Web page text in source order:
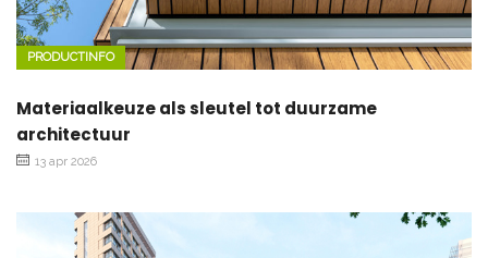
PRODUCTINFO
Materiaalkeuze als sleutel tot duurzame
architectuur
13 apr 2026